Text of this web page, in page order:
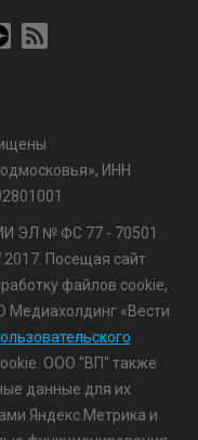
ИНН
ЭЛ № ФС 77 - 70501.
Посещая сайт
файлов cookie,
Медиахолдинг «Вести
ООО "ВП" также
данные для их
Яндекс.Метрика и